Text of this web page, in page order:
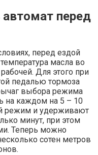
перед
перед ездой
масла во
Для этого при
педалью тормоза
выбора режима
на каждом на 5 – 10
режим и удерживают
минут, при этом
Теперь можно
сотен метров